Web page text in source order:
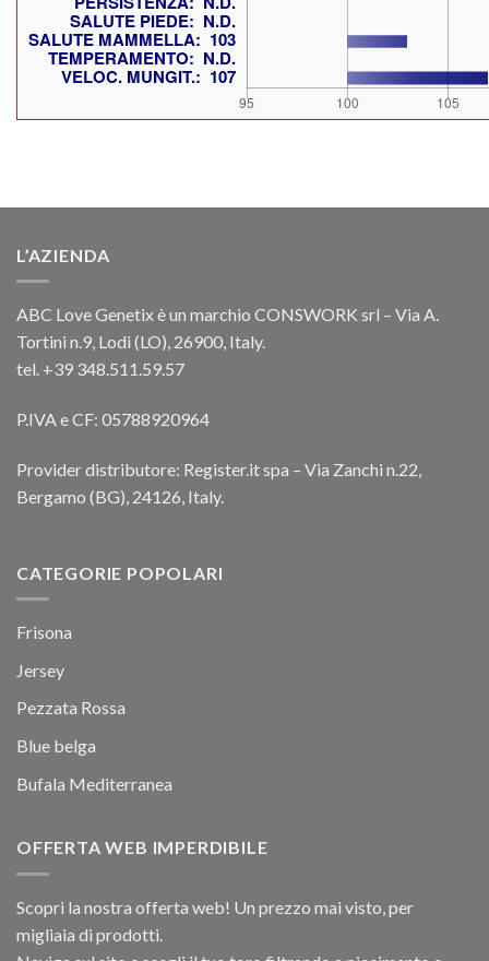
L’AZIENDA
ABC Love Genetix è un marchio CONSWORK srl – Via A.
Tortini n.9, Lodi (LO), 26900, Italy.
tel. +39 348.511.59.57
P.IVA e CF: 05788920964
Provider distributore: Register.it spa – Via Zanchi n.22,
Bergamo (BG), 24126, Italy.
CATEGORIE POPOLARI
Frisona
Jersey
Pezzata Rossa
Blue belga
Bufala Mediterranea
OFFERTA WEB IMPERDIBILE
Scopri la nostra offerta web! Un prezzo mai visto, per
migliaia di prodotti.